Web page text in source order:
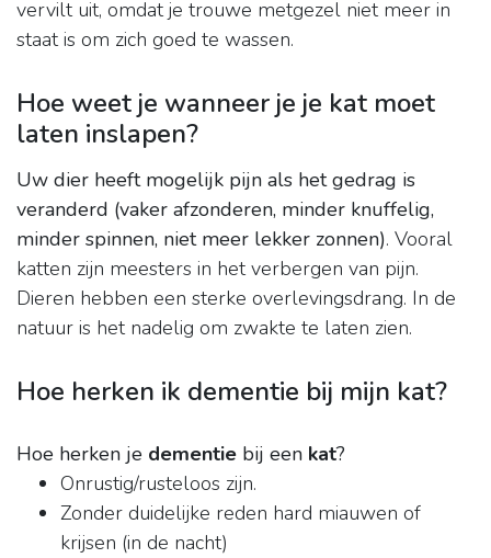
vervilt uit, omdat je trouwe metgezel niet meer in
staat is om zich goed te wassen.
Hoe weet je wanneer je je kat moet
laten inslapen?
Uw dier heeft mogelijk pijn als het gedrag is
veranderd (vaker afzonderen, minder knuffelig,
minder spinnen, niet meer lekker zonnen). Vooral
katten zijn meesters in het verbergen van pijn.
Dieren hebben een sterke overlevingsdrang. In de
natuur is het nadelig om zwakte te laten zien.
Hoe herken ik dementie bij mijn kat?
Hoe herken je dementie bij een kat?
Onrustig/rusteloos zijn.
Zonder duidelijke reden hard miauwen of
krijsen (in de nacht)